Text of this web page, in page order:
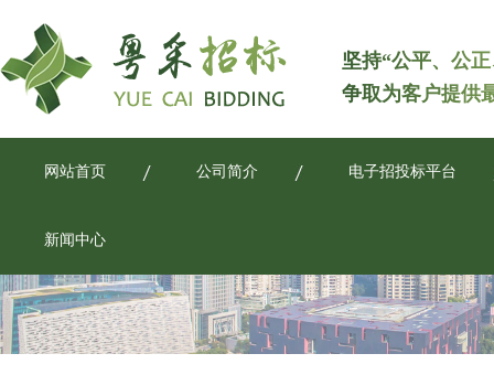
坚持“公平、公
争取为客户提供
网站首页 公司简介 电子招投标平台
新闻中心